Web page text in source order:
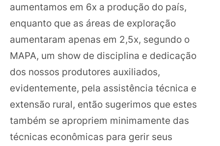
aumentamos em 6x a produção do país,
enquanto que as áreas de exploração
aumentaram apenas em 2,5x, segundo o
MAPA, um show de disciplina e dedicação
dos nossos produtores auxiliados,
evidentemente, pela assistência técnica e
extensão rural, então sugerimos que estes
também se apropriem minimamente das
técnicas econômicas para gerir seus